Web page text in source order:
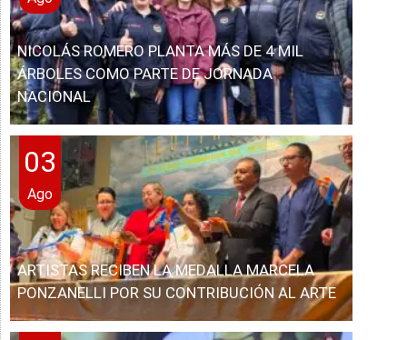
NICOLÁS ROMERO PLANTA MÁS DE 4 MIL
ÁRBOLES COMO PARTE DE JORNADA
NACIONAL
03
Ago
ARTISTAS RECIBEN LA MEDALLA MARCELA
PONZANELLI POR SU CONTRIBUCIÓN AL ARTE